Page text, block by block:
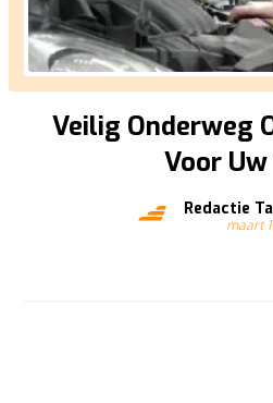
Veilig Onderweg
Voor Uw
Redactie
maart